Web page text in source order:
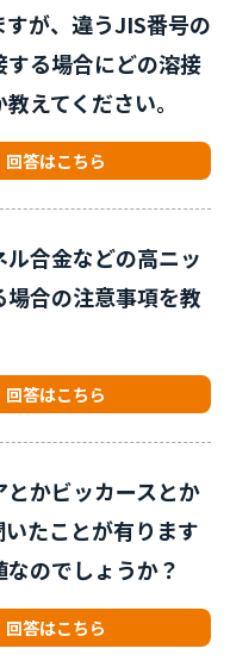
が、違うJIS番号の
る場合にどの溶接
えてください。
回答はこちら
合金などの高ニッ
合の注意事項を教
回答はこちら
かビッカースとか
たことが有ります
のでしょうか？
回答はこちら